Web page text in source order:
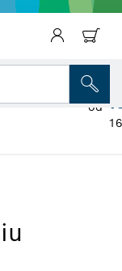
MAII 32
od